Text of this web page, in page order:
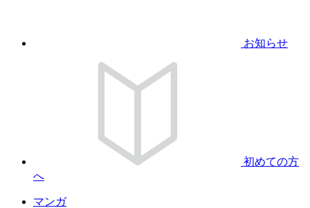
お知らせ
初めての方
へ
マンガ